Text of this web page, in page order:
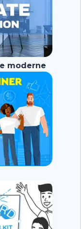
moderne